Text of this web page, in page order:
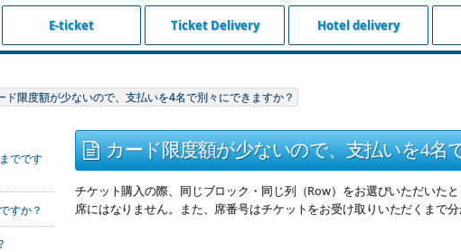
E-ticket Ticket Delivery Hotel delivery
ド限度額が少ないので、支払いを4名で別々にできますか？
でです
すか？
カード限度額が少ないので、支払いを4名
チケット購入の際、同じブロック・同じ列（Row）をお選びいただいた
席にはなりません。また、席番号はチケットをお受け取りいただくまで分